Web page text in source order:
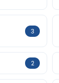
3
2